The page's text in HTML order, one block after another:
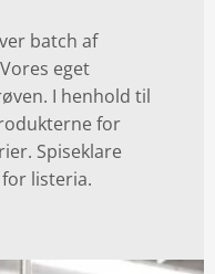
batch af
eget
I henhold til
for
Spiseklare
listeria.